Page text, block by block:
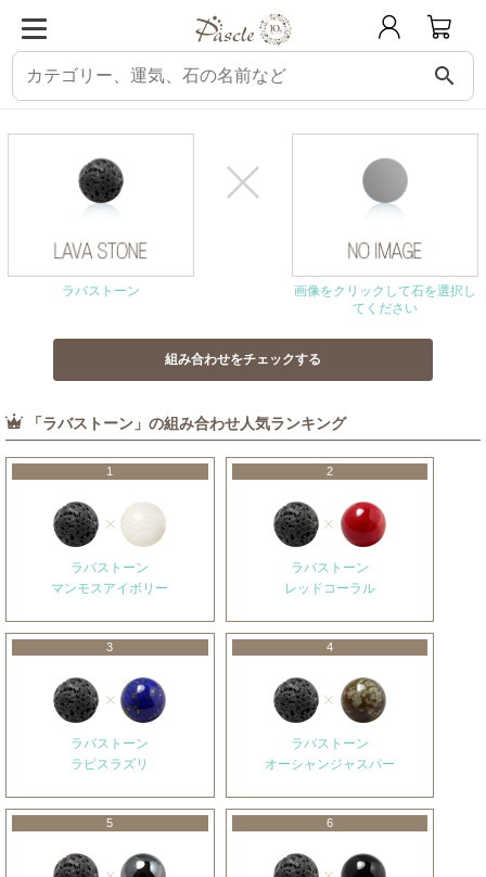
search
パスクル 組み合わせ・相性チェック ラバストーンと相性の良い石
ラバストーン
画像をクリックして石を選択し
てください
「ラバストーン」の組み合わせ人気ランキング
1
ラバストーン
マンモスアイボリー
2
ラバストーン
レッドコーラル
3
ラバストーン
ラピスラズリ
4
ラバストーン
オーシャンジャスパー
5 6